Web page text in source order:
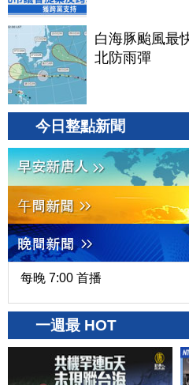
白海豚颱風最
北防雨彈
今日整點新聞
每晚 7:00 首播
一週最 HOT